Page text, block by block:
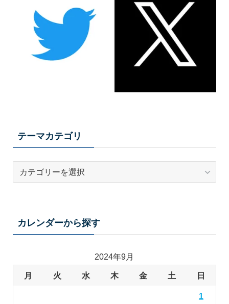
テーマカテゴリ
カレンダーから探す
2024年9月
月 火 水 木 金 土 日
1